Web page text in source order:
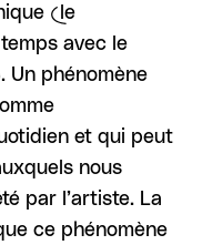
(le
avec le
phénomène
et qui peut
nous
par l’artiste. La
ce phénomène